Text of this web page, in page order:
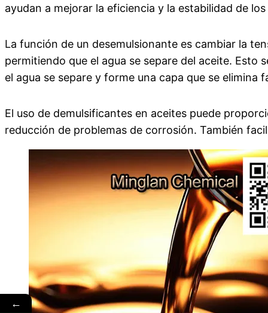
ayudan a mejorar la eficiencia y la estabilidad de
La función de un desemulsionante es cambiar la
permitiendo que el agua se separe del aceite. Esto
el agua se separe y forme una capa que se elimina
El uso de demulsificantes en aceites puede
reducción de problemas de corrosión. También
←